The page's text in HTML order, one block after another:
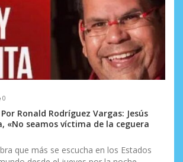
0
Por Ronald Rodríguez Vargas: Jesús
«No seamos víctima de la ceguera
que más se escucha en los Estados